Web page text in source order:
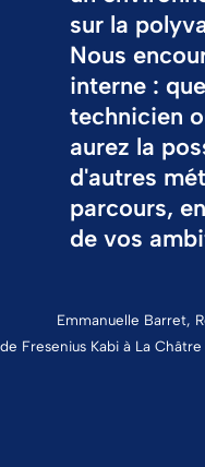
sur la
Nous
interne :
technicien
aurez la
d'autres
parcours,
de vos
Emmanuelle Barret,
de Fresenius Kabi à La Châtre